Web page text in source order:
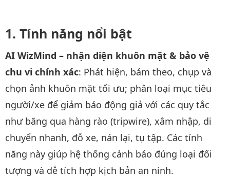
Tính năng nổi bật
AI WizMind – nhận diện khuôn mặt & bảo vệ
chu vi chính xác: Phát hiện, bám theo, chụp và
chọn ảnh khuôn mặt tối ưu; phân loại mục tiêu
người/xe để giảm báo động giả với các quy tắc
như băng qua hàng rào (tripwire), xâm nhập, di
chuyển nhanh, đỗ xe, nán lại, tụ tập. Các tính
năng này giúp hệ thống cảnh báo đúng loại đối
tượng và dễ tích hợp kịch bản an ninh.